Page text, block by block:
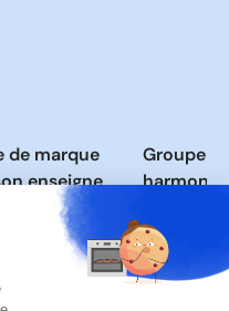
de marque
enseigne
Groupe
LIRE